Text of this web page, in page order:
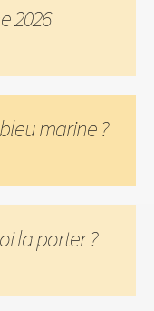
2026
marine ?
la porter ?